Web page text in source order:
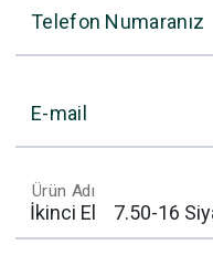
Telefon Numaranız
E-mail
Ürün Adı